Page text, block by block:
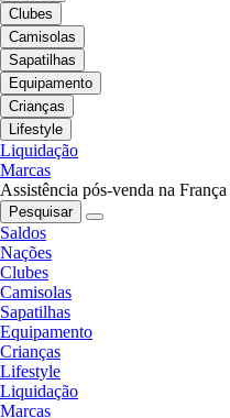
Clubes
Camisolas
Sapatilhas
Equipamento
Crianças
Lifestyle
Liquidação
Marcas
Assistência pós-venda na França
Pesquisar
Saldos
Nações
Clubes
Camisolas
Sapatilhas
Equipamento
Crianças
Lifestyle
Liquidação
Marcas